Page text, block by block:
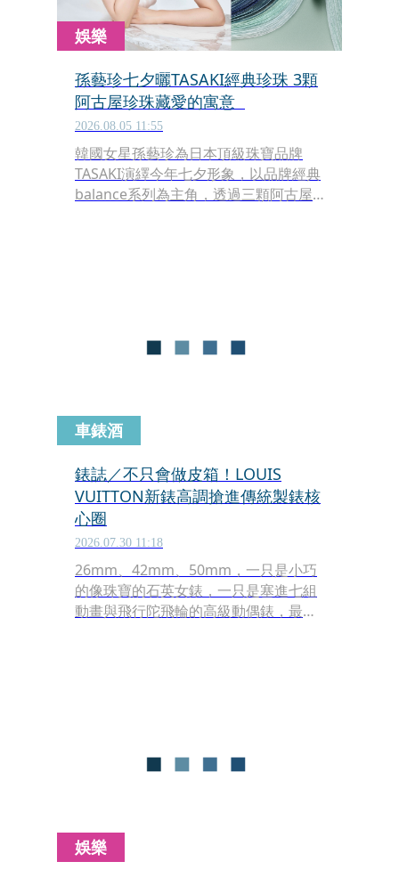
娛樂
孫藝珍七夕曬TASAKI經典珍珠 3顆
阿古屋珍珠藏愛的寓意
2026.08.05 11:55
韓國女星孫藝珍為日本頂級珠寶品牌
TASAKI演繹今年七夕形象，以品牌經典
balance系列為主角，透過三顆阿古屋
車錶酒
錶誌／不只會做皮箱！LOUIS
VUITTON新錶高調搶進傳統製錶核
心圈
2026.07.30 11:18
26mm、42mm、50mm，一只是小巧
的像珠寶的石英女錶，一只是塞進七組
動畫與飛行陀飛輪的高級動偶錶，最後
娛樂